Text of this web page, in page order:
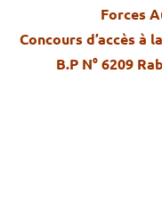
Forces
Concours d’accès à
B.P N° 6209